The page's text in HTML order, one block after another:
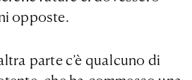
opposte.
parte c’è qualcuno di